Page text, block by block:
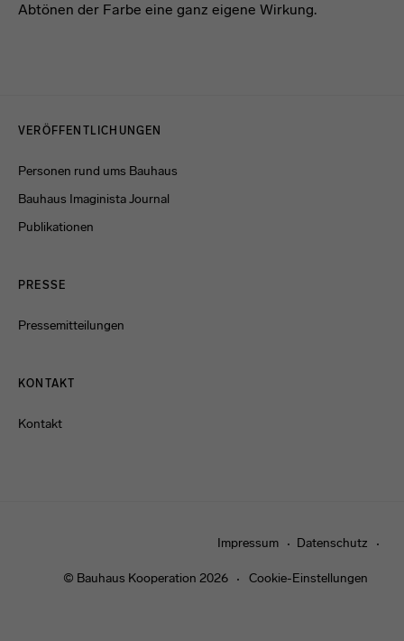
Abtönen der Farbe eine ganz eigene Wirkung.
VERÖFFENTLICHUNGEN
Personen rund ums Bauhaus
Bauhaus Imaginista Journal
Publikationen
PRESSE
Pressemitteilungen
KONTAKT
Kontakt
Impressum Datenschutz
© Bauhaus Kooperation 2026 Cookie-Einstellungen